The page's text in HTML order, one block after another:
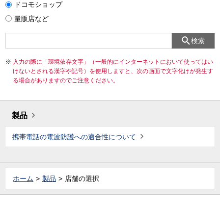
ドコモショップ
量販店など
検索
入力の際に「環境依存文字」（一般的にインターネットにおいて使ってはい
けないとされる漢字や記号）を使用しますと、次の画面で文字化けが発生す
る場合がありますのでご注意ください。
製品
携帯電話の電波防護への適合性について
ホーム 製品 店舗の選択